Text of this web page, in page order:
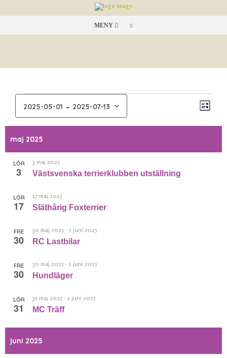
MENY
EVENEMANG
Vy-
Lista
2025-05-01 - 2025-07-13
maj 2025
LÖR
3 Västsvenska terrierklubben utställning
3 maj 2025
LÖR
17 Släthårig Foxterrier
17 maj 2025
FRE
30 RC Lastbilar
30 maj 2025 - 1 juni 2025
FRE
30 Hundläger
30 maj 2025 - 1 juni 2025
LÖR
31 MC Träff
31 maj 2025 - 1 juni 2025
juni 2025